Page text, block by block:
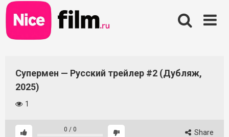
Skip
to
content
Супермен — Русский трейлер #2 (Дубляж,
2025)
1
0 / 0 Share